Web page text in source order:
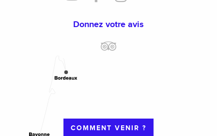
Donnez votre avis
COMMENT VENIR ?